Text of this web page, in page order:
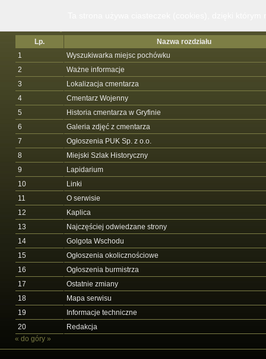
Lp.
Nazwa rozdziału
1
Wyszukiwarka miejsc pochówku
2
Ważne informacje
3
Lokalizacja cmentarza
4
Cmentarz Wojenny
5
Historia cmentarza w Gryfinie
6
Galeria zdjęć z cmentarza
7
Ogłoszenia PUK Sp. z o.o.
8
Miejski Szlak Historyczny
9
Lapidarium
10
Linki
11
O serwisie
12
Kaplica
13
Najczęściej odwiedzane strony
14
Golgota Wschodu
15
Ogłoszenia okolicznościowe
16
Ogłoszenia burmistrza
17
Ostatnie zmiany
18
Mapa serwisu
19
Informacje techniczne
20
Redakcja
« do góry »